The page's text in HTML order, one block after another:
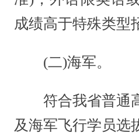
成绩高于特殊类型
(二)海军。
符合我省普通
及海军飞行学员选